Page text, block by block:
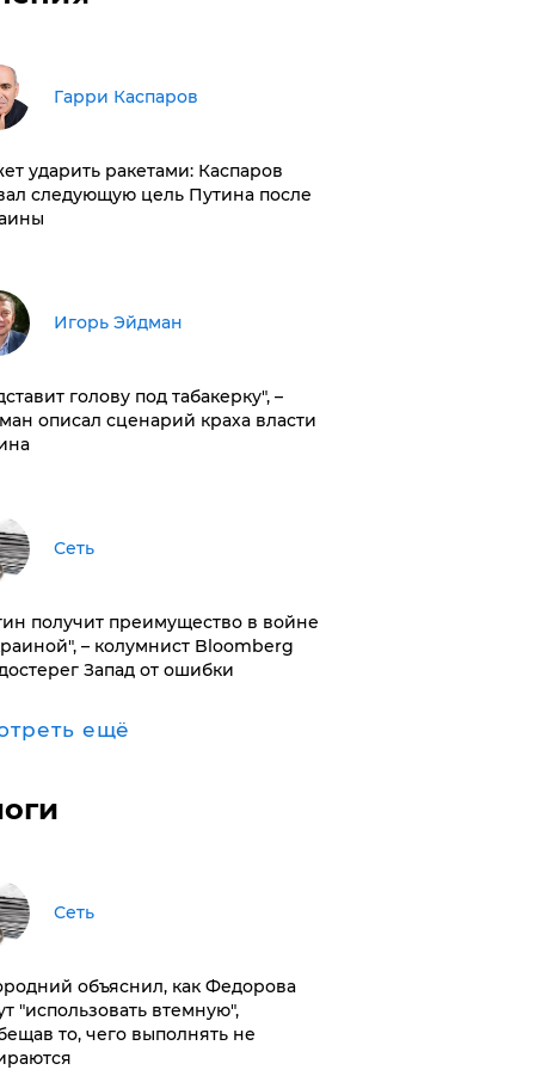
Гарри Каспаров
ударить ракетами: Каспаров
следующую цель Путина после
Игорь Эйдман
голову под табакерку", –
описал сценарий краха власти
Сеть
получит преимущество в войне
– колумнист Bloomberg
Запад от ошибки
ещё
Сеть
объяснил, как Федорова
"использовать втемную",
то, чего выполнять не